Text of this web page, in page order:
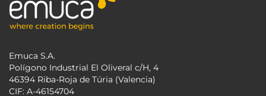
Emuca S.A.
Polígono Industrial El Oliveral c/H, 4
46394 Riba-Roja de Túria (Valencia)
CIF: A-46154704